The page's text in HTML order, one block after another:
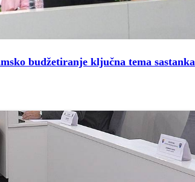
budžetiranje ključna tema sastanka